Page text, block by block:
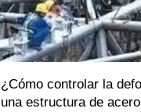
¿Cómo controlar la
una estructura de